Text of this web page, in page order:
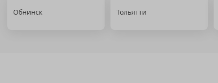
Обнинск Тольятти